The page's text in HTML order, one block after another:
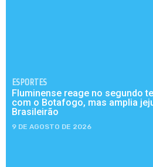
ESPORTES
Fluminense reage no segundo
com o Botafogo, mas amplia
Brasileirão
9 DE AGOSTO DE 2026